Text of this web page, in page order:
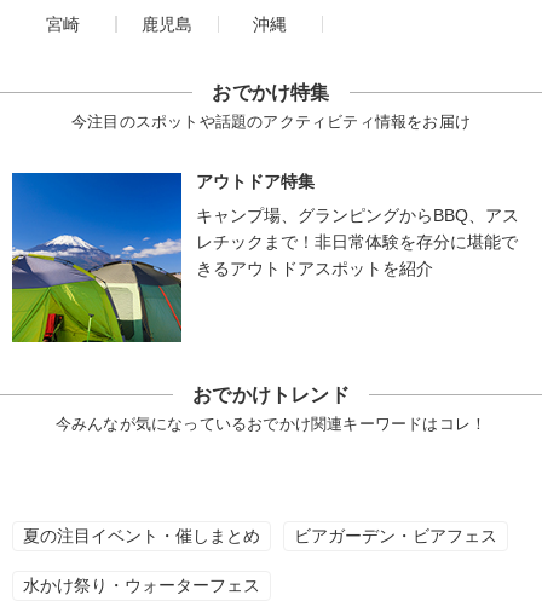
宮崎
鹿児島 沖縄
おでかけ特集
今注目のスポットや話題のアクティビティ情報をお届け
アウトドア特集
キャンプ場、グランピングからBBQ、アス
レチックまで！非日常体験を存分に堪能で
きるアウトドアスポットを紹介
おでかけトレンド
今みんなが気になっているおでかけ関連キーワードはコレ！
夏の注目イベント・催しまとめ ビアガーデン・ビアフェス
水かけ祭り・ウォーターフェス